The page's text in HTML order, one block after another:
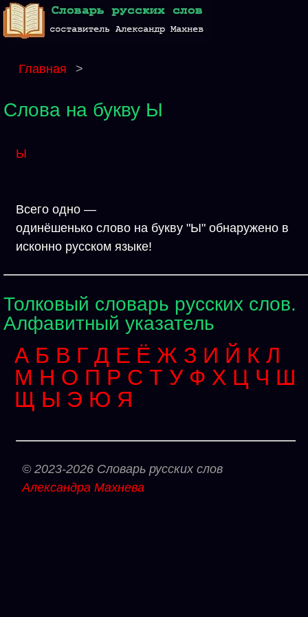
Главная >
Слова на букву Ы
Ы
Всего одно —
одинёшенько слово на букву "Ы" обнаружено в
исконно русском языке!
Толковый словарь русских слов.
Алфавитный указатель
А Б В Г Д Е Ё Ж З И Й К Л
М Н О П Р С Т У Ф Х Ц Ч Ш
Щ Ы Э Ю Я
© 2023-2026 Словарь русских слов
Александра Махнева